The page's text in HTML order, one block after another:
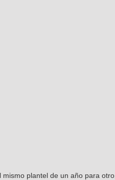
plantel de un año para otro,